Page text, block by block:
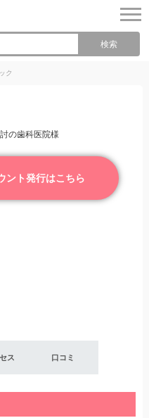
検索
ク
の歯科医院様
ント発行はこちら
ス 口コミ